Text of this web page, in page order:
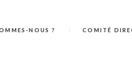
NOUS ? COMITÉ